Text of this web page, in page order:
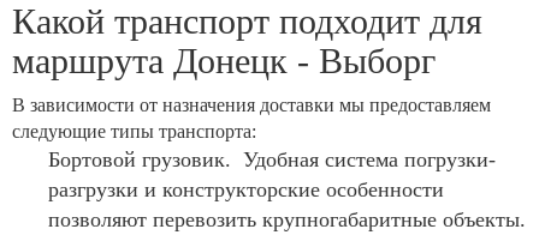
Какой транспорт подходит для
маршрута Донецк - Выборг
В зависимости от назначения доставки мы предоставляем
следующие типы транспорта:
Бортовой грузовик. Удобная система погрузки-
разгрузки и конструкторские особенности
позволяют перевозить крупногабаритные объекты.